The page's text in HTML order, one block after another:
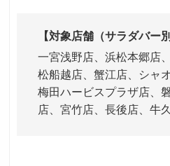
【対象店舗（サラダバー
一宮浅野店、浜松本郷店
松船越店、蟹江店、シャ
梅田ハービスプラザ店、
店、宮竹店、長後店、牛